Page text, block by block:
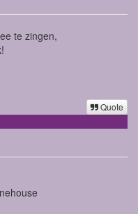
te zingen,
Quote